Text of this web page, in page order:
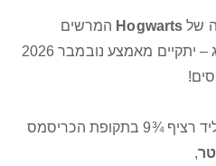
של Hogwarts המרשים
ששימש לצילומים יכוסה בשלג – יתקיים מאמצע נובמבר 2026
בשנה שעברה, בקינגס קרוס ליד רציף ¾9 בתקופת הכריסמס
,